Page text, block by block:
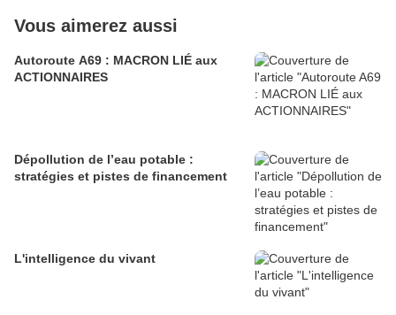
Vous aimerez aussi
Autoroute A69 : MACRON LIÉ aux
ACTIONNAIRES
Dépollution de l’eau potable :
stratégies et pistes de financement
L'intelligence du vivant